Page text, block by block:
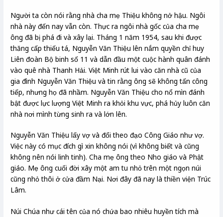
Người ta còn nói rằng nhà cha mẹ Thiệu không nở hậu. Ngôi
nhà này đến nay vẫn còn. Thực ra ngôi nhà gốc của cha mẹ
ông đã bị phá đi và xây lại. Tháng 1 năm 1954, sau khi được
thăng cấp thiếu tá, Nguyễn Văn Thiệu lên nắm quyền chỉ huy
Liên đoàn Bộ binh số 11 và dẫn đầu một cuộc hành quân đánh
vào quê nhà Thanh Hải. Việt Minh rút lui vào căn nhà cũ của
gia đình Nguyễn Văn Thiệu và tin rằng ông sẽ không tấn công
tiếp, nhưng họ đã nhầm. Nguyễn Văn Thiệu cho nổ mìn đánh
bật được lực lượng Việt Minh ra khỏi khu vực, phá hủy luôn căn
nhà nơi mình từng sinh ra và lớn lên.
Nguyễn Văn Thiệu lấy vợ và đổi theo đạo Công Giáo như vợ.
Việc này có mục đích gì xin không nói (vì không biết và cũng
không nên nói linh tinh). Cha mẹ ông theo Nho giáo và Phật
giáo. Mẹ ông cuối đời xây một am tu nhỏ trên một ngọn núi
cũng nhỏ thôi ở cửa đầm Nại. Nơi đây đã nay là thiền viện Trúc
Lâm.
Núi Chúa như cái tên của nó chứa bao nhiêu huyền tích mà